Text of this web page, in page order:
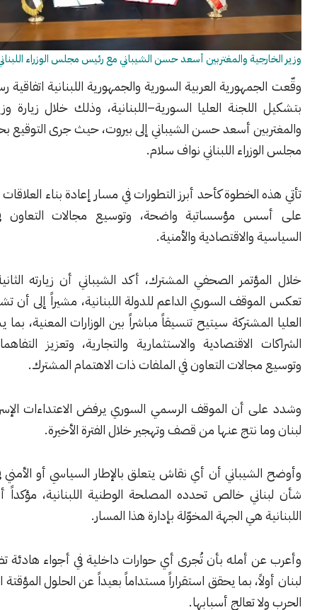
والمغتربين أسعد حسن الشيباني مع رئيس مجلس الوزراء اللبناني نواف سلام.
العربية السورية والجمهورية اللبنانية اتفاقية رسمية تقضي
العليا السورية–اللبنانية، وذلك خلال زيارة وزير الخارجية
أسعد حسن الشيباني إلى بيروت، حيث جرى التوقيع بحضور رئيس
اللبناني نواف سلام.
الخطوة كأحد أبرز التطورات في مسار إعادة بناء العلاقات بين البلدين
مؤسساتية واضحة، وتوسيع مجالات التعاون في الملفات
والاقتصادية والأمنية.
الصحفي المشترك، أكد الشيباني أن زيارته الثانية إلى لبنان
السوري الداعم للدولة اللبنانية، مشيراً إلى أن تشكيل اللجنة
سيتيح تنسيقاً مباشراً بين الوزارات المعنية، بما يشمل تطوير
الاقتصادية والاستثمارية والتجارية، وتعزيز التفاهمات الأمنية،
التعاون في الملفات ذات الاهتمام المشترك.
أن الموقف الرسمي السوري يرفض الاعتداءات الإسرائيلية على
نتج عنها من قصف وتهجير خلال الفترة الأخيرة.
أن أي نقاش يتعلق بالإطار السياسي أو الأمني في لبنان هو
خالص تحدده المصلحة الوطنية اللبنانية، مؤكداً أن الحكومة
هي الجهة المخوّلة بإدارة هذا المسار.
أمله بأن تُجرى أي حوارات داخلية في أجواء هادئة تضع مصلحة
بما يحقق استقراراً مستداماً بعيداً عن الحلول المؤقتة التي لا توقف
تعالج أسبابها.